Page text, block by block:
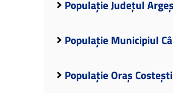
Populație Județul
Populație Municipiul
Populație Oraș